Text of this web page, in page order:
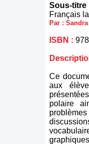
Sous-titre
Français
Par :
ISBN :
Ce
aux
polaire